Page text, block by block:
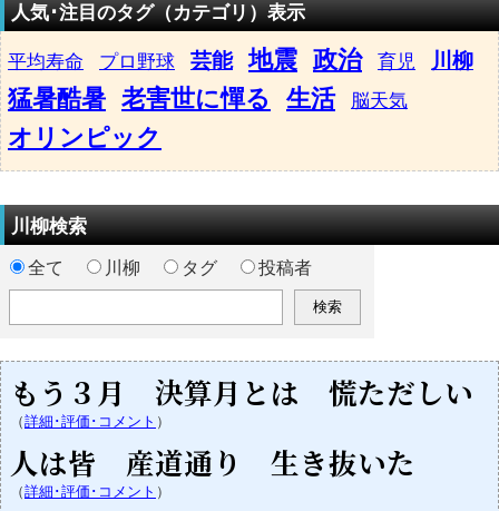
人気･注目のタグ（カテゴリ）表示
平均寿命 プロ野球 芸能 地震 政治 育児 川柳
猛暑酷暑 老害世に憚る 生活 脳天気
オリンピック
川柳検索
全て 川柳 タグ 投稿者
もう３月 決算月とは 慌ただしい
（詳細･評価･コメント ）
人は皆 産道通り 生き抜いた
（詳細･評価･コメント ）